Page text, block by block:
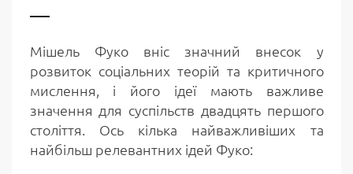
Мішель Фуко вніс значний внесок у
розвиток соціальних теорій та критичного
мислення, і його ідеї мають важливе
значення для суспільств двадцять першого
століття. Ось кілька найважливіших та
найбільш релевантних ідей Фуко: